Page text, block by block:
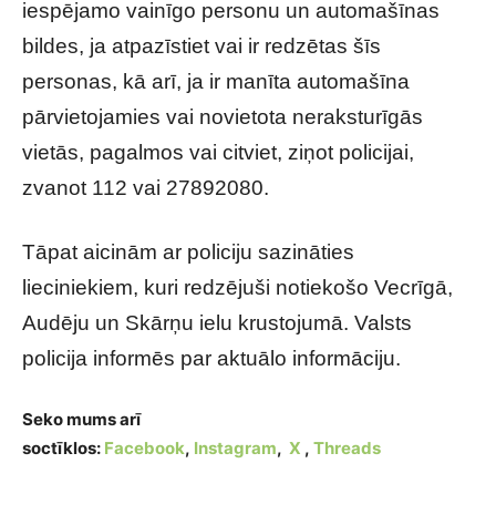
iespējamo vainīgo personu un automašīnas
bildes, ja atpazīstiet vai ir redzētas šīs
personas, kā arī, ja ir manīta automašīna
pārvietojamies vai novietota neraksturīgās
vietās, pagalmos vai citviet, ziņot policijai,
zvanot 112 vai 27892080.
Tāpat aicinām ar policiju sazināties
lieciniekiem, kuri redzējuši notiekošo Vecrīgā,
Audēju un Skārņu ielu krustojumā. Valsts
policija informēs par aktuālo informāciju.
Seko mums arī
soctīklos: Facebook, Instagram, X , Threads